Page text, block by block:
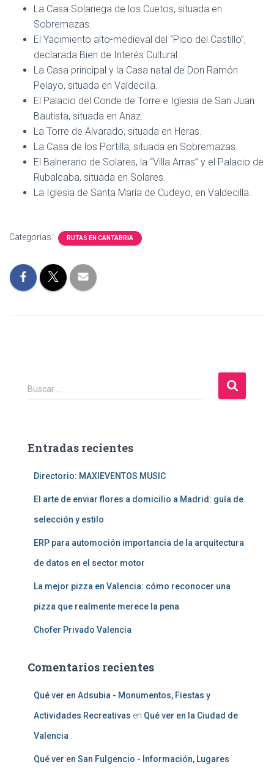
La Casa Solariega de los Cuetos, situada en
Sobremazas.
El Yacimiento alto-medieval del “Pico del Castillo”,
declarada Bien de Interés Cultural.
La Casa principal y la Casa natal de Don Ramón
Pelayo, situada en Valdecilla.
El Palacio del Conde de Torre e Iglesia de San Juan
Bautista, situada en Anaz.
La Torre de Alvarado, situada en Heras.
La Casa de los Portilla, situada en Sobremazas.
El Balnerario de Solares, la “Villa Arras” y el Palacio de
Rubalcaba, situada en Solares.
La Iglesia de Santa María de Cudeyo, en Valdecilla.
Categorías: RUTAS EN CANTABRIA
B
u
r
Buscar …
Entradas recientes
Directorio: MAXIEVENTOS MUSIC
El arte de enviar flores a domicilio a Madrid: guía de
selección y estilo
ERP para automoción importancia de la arquitectura
de datos en el sector motor
La mejor pizza en Valencia: cómo reconocer una
pizza que realmente merece la pena
Chofer Privado Valencia
Comentarios recientes
Qué ver en Adsubia - Monumentos, Fiestas y
Actividades Recreativas en Qué ver en la Ciudad de
Valencia
Qué ver en San Fulgencio - Información, Lugares